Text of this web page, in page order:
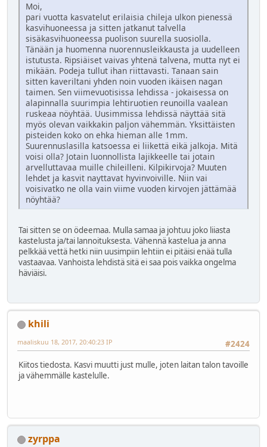
Moi,
pari vuotta kasvatelut erilaisia chileja ulkon pienessä
kasvihuoneessa ja sitten jatkanut talvella
sisäkasvihuoneessa puolison suurella suosiolla.
Tänään ja huomenna nuorennusleikkausta ja uudelleen
istutusta. Ripsiäiset vaivas yhtenä talvena, mutta nyt ei
mikään. Podeja tullut ihan riittavasti. Tanaan sain
sitten kaveriltani yhden noin vuoden ikäisen nagan
taimen. Sen viimevuotisissa lehdissa - jokaisessa on
alapinnalla suurimpia lehtiruotien reunoilla vaalean
ruskeaa nöyhtää. Uusimmissa lehdissä näyttää sitä
myös olevan vaikkakin paljon vähemmän. Yksittäisten
pisteiden koko on ehka hieman alle 1mm.
Suurennuslasilla katsoessa ei liikettä eikä jalkoja. Mitä
voisi olla? Jotain luonnollista lajikkeelle tai jotain
arvelluttavaa muille chileilleni. Kilpikirvoja? Muuten
lehdet ja kasvit nayttavat hyvinvoiville. Niin vai
voisivatko ne olla vain viime vuoden kirvojen jättämää
nöyhtää?
Tai sitten se on ödeemaa. Mulla samaa ja johtuu joko liiasta
kastelusta ja/tai lannoituksesta. Vähennä kastelua ja anna
pelkkää vettä hetki niin uusimpiin lehtiin ei pitäisi enää tulla
vastaavaa. Vanhoista lehdistä sitä ei saa pois vaikka ongelma
häviäisi.
khili
#2424
maaliskuu 18, 2017, 20:40:23 IP
Kiitos tiedosta. Kasvi muutti just mulle, joten laitan talon tavoille
ja vähemmälle kastelulle.
zyrppa